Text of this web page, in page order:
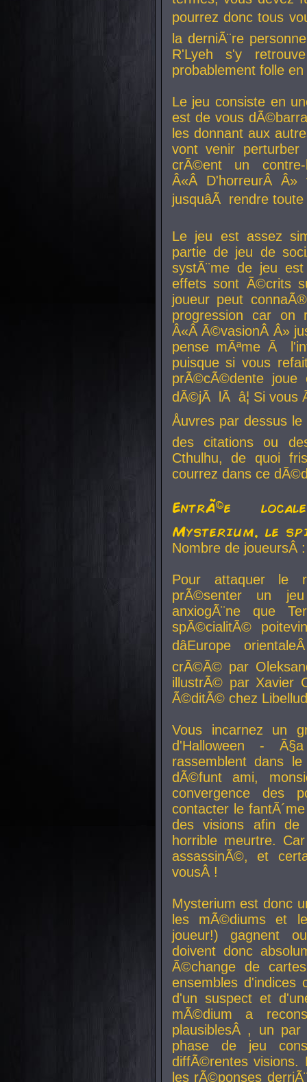
pourrez donc tous
la derniÃ¨re
R'Lyeh s'y
probablement folle
Le jeu consiste en
est de vous
les donnant aux
vont venir perturber
crÃ©ent un
Â«Â D'horreurÂ
jusquâÃ rendre
Le jeu est assez
partie de jeu de
systÃ¨me de jeu
effets sont Ã©crits
joueur peut
progression car
Â«Â Ã©vasionÂ Â»
pense mÃªme Ã
puisque si vous
prÃ©cÃ©dente
dÃ©jÃ lÃ â¦ Si vous
Åuvres par dessus
des citations ou
Cthulhu, de quoi
courrez dans ce
EntrÃ©e
Mysterium, le
Nombre de
Pour attaquer le
prÃ©senter un
anxiogÃ¨ne que
spÃ©cialitÃ©
dâEurope
crÃ©Ã© par
illustrÃ© par Xavier
Ã©ditÃ© chez
Vous incarnez un
d'Halloween -
rassemblent dans
dÃ©funt ami,
convergence des
contacter le
des visions afin
horrible meurtre.
assassinÃ©, et
vousÂ !
Mysterium est donc
les mÃ©diums et
joueur!) gagnent
doivent donc
Ã©change de
ensembles d'indices
d'un suspect et
mÃ©dium a
plausiblesÂ , un par
phase de jeu
diffÃ©rentes visions.
les rÃ©ponses